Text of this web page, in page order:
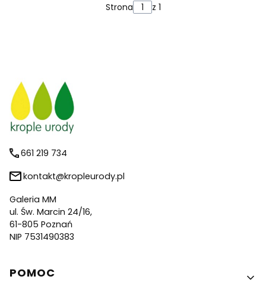
Strona z 1
661 219 734
kontakt@kropleurody.pl
Galeria MM
ul. Św. Marcin 24/16,
61-805 Poznań
NIP 7531490383
Linki w stopce
POMOC